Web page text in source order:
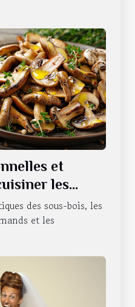
et
les
des sous-bois, les
et les